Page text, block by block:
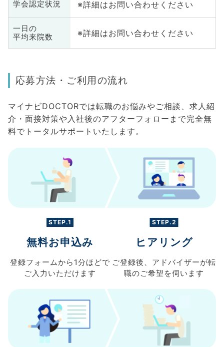
学会認定状況 ※詳細はお問い合わせください
一日の
平均来院数
※詳細はお問い合わせください
応募方法・ご利用の流れ
マイナビDOCTORでは転職のお悩みやご相談、求人紹
介・面接対策や入社後のアフターフォローまで完全無
料でトータルサポートいたします。
STEP.1
無料お申込み
登録フォームから 1分ほどで
ご入力 いただけます
STEP.2
ヒアリング
ご登録後、 アドバイザーが転
職のご希望を伺います